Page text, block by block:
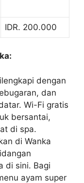
IDR. 200.000
dengan
dan
Wi-Fi gratis
bersantai,
di spa.
di Wanka
di sini. Bagi
ayam super